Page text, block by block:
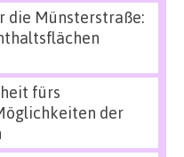
die Münsterstraße:
fürs
der